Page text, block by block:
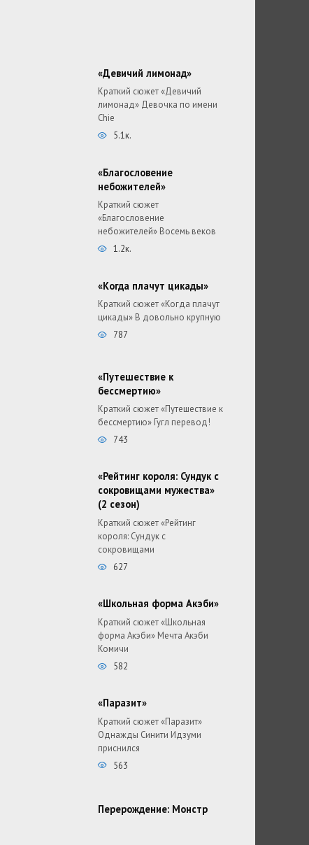
«Девичий лимонад»
Краткий сюжет «Девичий
лимонад» Девочка по имени
Chie
5.1к.
«Благословение
небожителей»
Краткий сюжет
«Благословение
небожителей» Восемь веков
1.2к.
«Когда плачут цикады»
Краткий сюжет «Когда плачут
цикады» В довольно крупную
787
«Путешествие к
бессмертию»
Краткий сюжет «Путешествие к
бессмертию» Гугл перевод!
743
«Рейтинг короля: Сундук с
сокровищами мужества»
(2 сезон)
Краткий сюжет «Рейтинг
короля: Сундук с
сокровищами
627
«Школьная форма Акэби»
Краткий сюжет «Школьная
форма Акэби» Мечта Акэби
Комичи
582
«Паразит»
Краткий сюжет «Паразит»
Однажды Синити Идзуми
приснился
563
Перерождение: Монстр